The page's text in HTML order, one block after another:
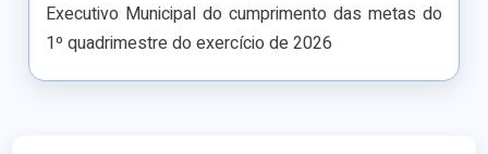
Executivo Municipal do cumprimento das metas do
1º quadrimestre do exercício de 2026